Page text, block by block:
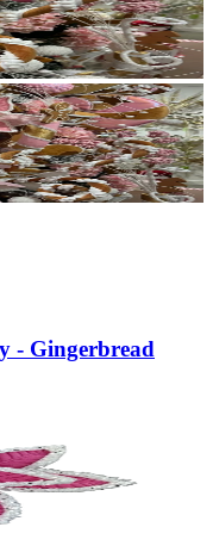
- Gingerbread